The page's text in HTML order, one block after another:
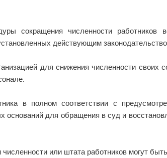
сокращения численности работников
действующим
для снижения численности своих
в полном соответствии с
для обращения в суд и
или штата работников могут